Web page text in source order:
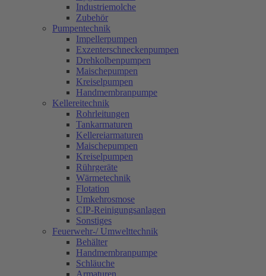
Industriemolche
Zubehör
Pumpentechnik
Impellerpumpen
Exzenterschneckenpumpen
Drehkolbenpumpen
Maischepumpen
Kreiselpumpen
Handmembranpumpe
Kellereitechnik
Rohrleitungen
Tankarmaturen
Kellereiarmaturen
Maischepumpen
Kreiselpumpen
Rührgeräte
Wärmetechnik
Flotation
Umkehrosmose
CIP-Reinigungsanlagen
Sonstiges
Feuerwehr-/ Umwelttechnik
Behälter
Handmembranpumpe
Schläuche
Armaturen